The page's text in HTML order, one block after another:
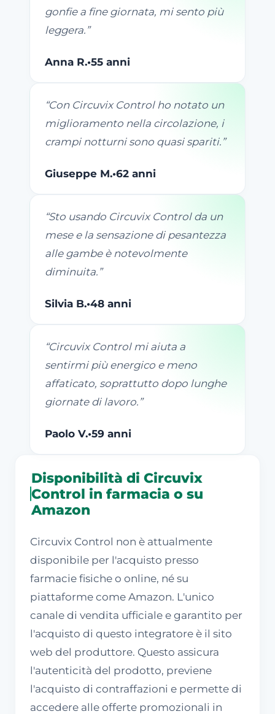
gonfie a fine giornata, mi sento più
leggera. ”
Anna R.•55 anni
“Con Circuvix Control ho notato un
miglioramento nella circolazione, i
crampi notturni sono quasi spariti. ”
Giuseppe M.•62 anni
“Sto usando Circuvix Control da un
mese e la sensazione di pesantezza
alle gambe è notevolmente
diminuita. ”
Silvia B.•48 anni
“Circuvix Control mi aiuta a
sentirmi più energico e meno
affaticato, soprattutto dopo lunghe
giornate di lavoro. ”
Paolo V.•59 anni
Disponibilità di Circuvix
Control in farmacia o su
Amazon
Circuvix Control non è attualmente
disponibile per l'acquisto presso
farmacie fisiche o online, né su
piattaforme come Amazon. L'unico
canale di vendita ufficiale e garantito per
l'acquisto di questo integratore è il sito
web del produttore. Questo assicura
l'autenticità del prodotto, previene
l'acquisto di contraffazioni e permette di
accedere alle offerte promozionali in